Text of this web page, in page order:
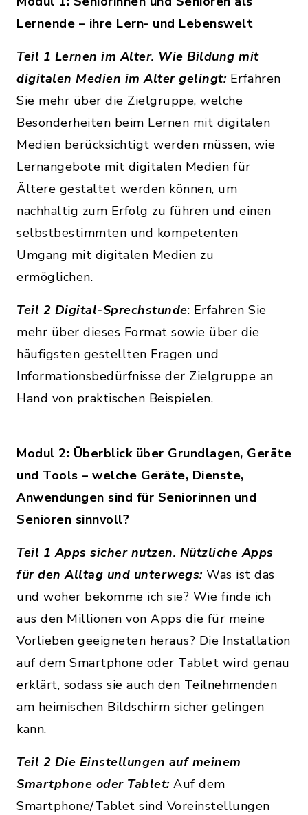
Lernende – ihre Lern- und Lebenswelt
Teil 1 Lernen im Alter. Wie Bildung mit
digitalen Medien im Alter gelingt: Erfahren
Sie mehr über die Zielgruppe, welche
Besonderheiten beim Lernen mit digitalen
Medien berücksichtigt werden müssen, wie
Lernangebote mit digitalen Medien für
Ältere gestaltet werden können, um
nachhaltig zum Erfolg zu führen und einen
selbstbestimmten und kompetenten
Umgang mit digitalen Medien zu
ermöglichen.
Teil 2 Digital-Sprechstunde: Erfahren Sie
mehr über dieses Format sowie über die
häufigsten gestellten Fragen und
Informationsbedürfnisse der Zielgruppe an
Hand von praktischen Beispielen.
Modul 2: Überblick über Grundlagen, Geräte
und Tools – welche Geräte, Dienste,
Anwendungen sind für Seniorinnen und
Senioren sinnvoll?
Teil 1 Apps sicher nutzen. Nützliche Apps
für den Alltag und unterwegs: Was ist das
und woher bekomme ich sie? Wie finde ich
aus den Millionen von Apps die für meine
Vorlieben geeigneten heraus? Die Installation
auf dem Smartphone oder Tablet wird genau
erklärt, sodass sie auch den Teilnehmenden
am heimischen Bildschirm sicher gelingen
kann.
Teil 2 Die Einstellungen auf meinem
Smartphone oder Tablet: Auf dem
Smartphone/Tablet sind Voreinstellungen